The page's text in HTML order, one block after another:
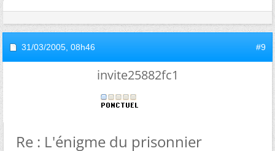
31/03/2005, 08h46 #9
invite25882fc1
Re : L'énigme du prisonnier